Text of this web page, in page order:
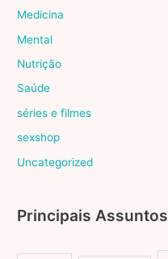
Medicina
Mental
Nutrição
Saúde
séries e filmes
sexshop
Uncategorized
Principais Assuntos